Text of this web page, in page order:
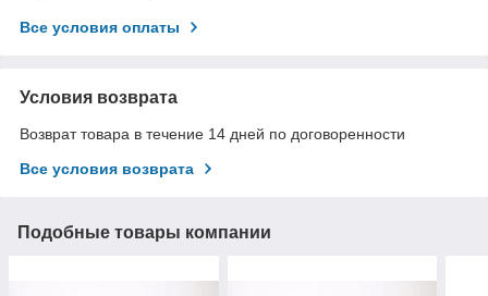
Все условия оплаты
Условия возврата
Возврат товара в течение 14 дней по договоренности
Все условия возврата
Подобные товары компании